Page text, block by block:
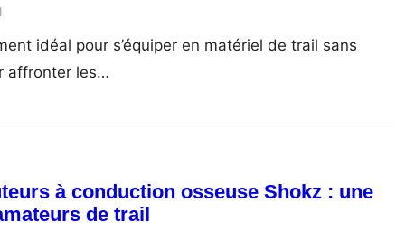
idéal pour s’équiper en matériel de trail sans
affronter les…
à conduction osseuse Shokz : une
de trail